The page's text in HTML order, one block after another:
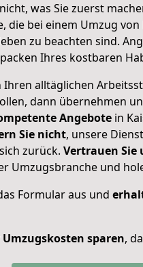
was Sie zuerst
die bei einem Umzug
zu beachten sind.
Ihres kostbaren
Ihren alltäglichen
dann übernehmen
Angebote in
Sie nicht, unsere
zurück. Vertrauen Sie
Umzugsbranche und
Formular aus und
Umzugskosten sparen,